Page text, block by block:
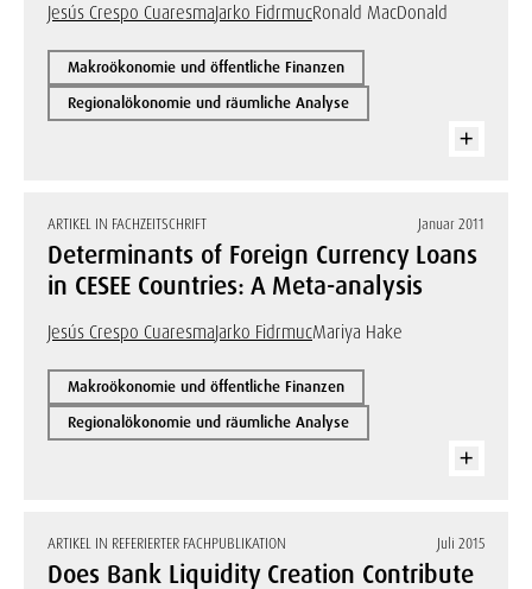
Jesús Crespo CuaresmaJarko FidrmucRonald MacDonald
Makroökonomie und öffentliche Finanzen
Regionalökonomie und räumliche Analyse
ARTIKEL IN FACHZEITSCHRIFT Januar 2011
Determinants of Foreign Currency Loans
in CESEE Countries: A Meta-analysis
Jesús Crespo CuaresmaJarko FidrmucMariya Hake
Makroökonomie und öffentliche Finanzen
Regionalökonomie und räumliche Analyse
ARTIKEL IN REFERIERTER FACHPUBLIKATION Juli 2015
Does Bank Liquidity Creation Contribute